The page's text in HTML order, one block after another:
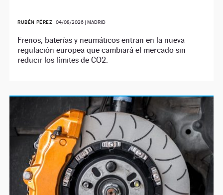
RUBÉN PÉREZ |04/08/2026 | MADRID
Frenos, baterías y neumáticos entran en la nueva
regulación europea que cambiará el mercado sin
reducir los límites de CO2.